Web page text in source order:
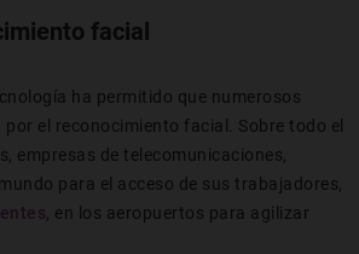
facial
ha permitido que numerosos
por el reconocimiento facial. Sobre todo el
empresas de telecomunicaciones,
para el acceso de sus trabajadores,
, en los aeropuertos para agilizar